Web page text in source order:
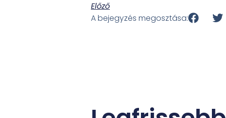
Előző
A bejegyzés megosztása: